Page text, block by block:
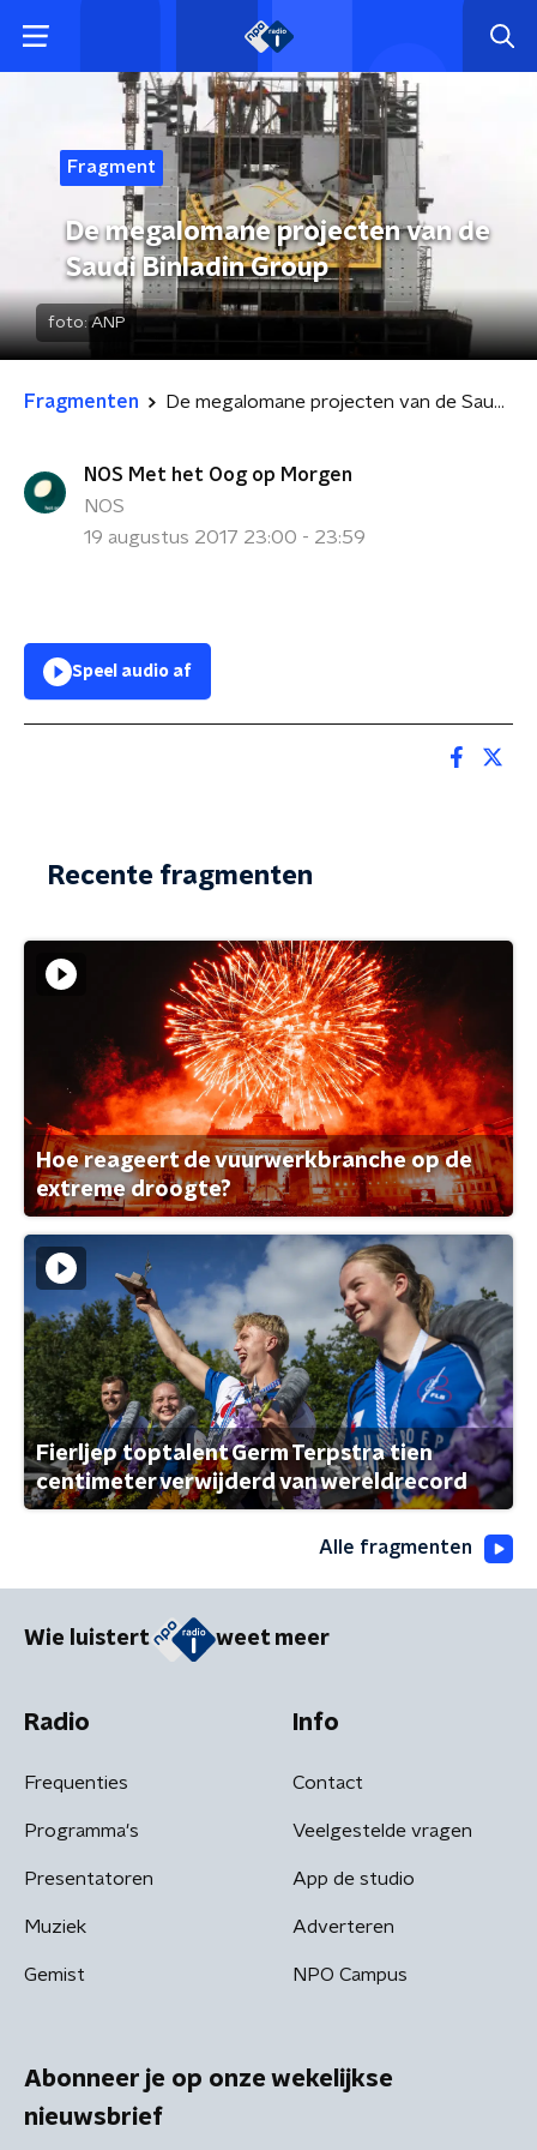
Fragment
De megalomane projecten van de
Saudi Binladin Group
foto:ANP
Fragmenten De megalomane projecten van de Saudi Binladin Group
NOS Met het Oog op Morgen
NOS
19 augustus 2017 23:00 - 23:59
Speel audio af
Recente fragmenten
Hoe reageert de vuurwerkbranche op de
extreme droogte?
Fierljep toptalent Germ Terpstra tien
centimeter verwijderd van wereldrecord
Alle fragmenten
Wie luistert weet meer
Radio
Frequenties
Programma's
Presentatoren
Muziek
Gemist
Info
Contact
Veelgestelde vragen
App de studio
Adverteren
NPO Campus
Abonneer je op onze wekelijkse
nieuwsbrief